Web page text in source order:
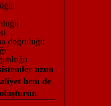
doğruluğu
uzun
hem de